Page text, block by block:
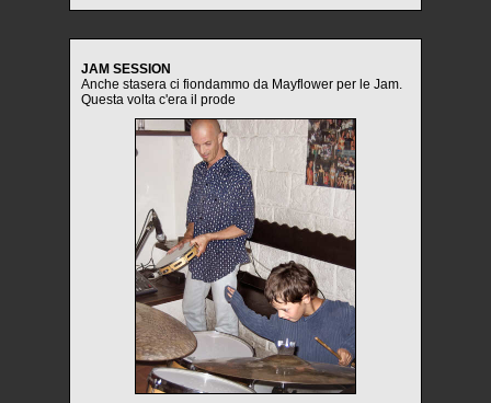
JAM SESSION
Anche stasera ci fiondammo da Mayflower per le Jam.
Questa volta c'era il prode